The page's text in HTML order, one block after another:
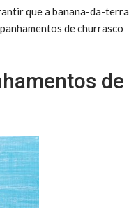
que a banana-da-terra
de churrasco
de